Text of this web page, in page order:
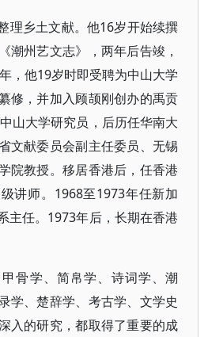
理乡土文献。他16岁开始续撰
潮州艺文志》，两年后告竣，
，他19岁时即受聘为中山大学
修，并加入顾颉刚创办的禹贡
山大学研究员，后历任华南大
文献委员会副主任委员、无锡
院教授。移居香港后，任香港
讲师。1968至1973年任新加
主任。1973年后，长期在香港
骨学、简帛学、诗词学、潮
学、楚辞学、考古学、文学史
入的研究，都取得了重要的成